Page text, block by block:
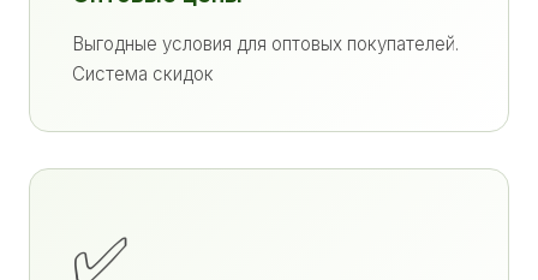
Выгодные условия для оптовых покупателей.
Система скидок
✅